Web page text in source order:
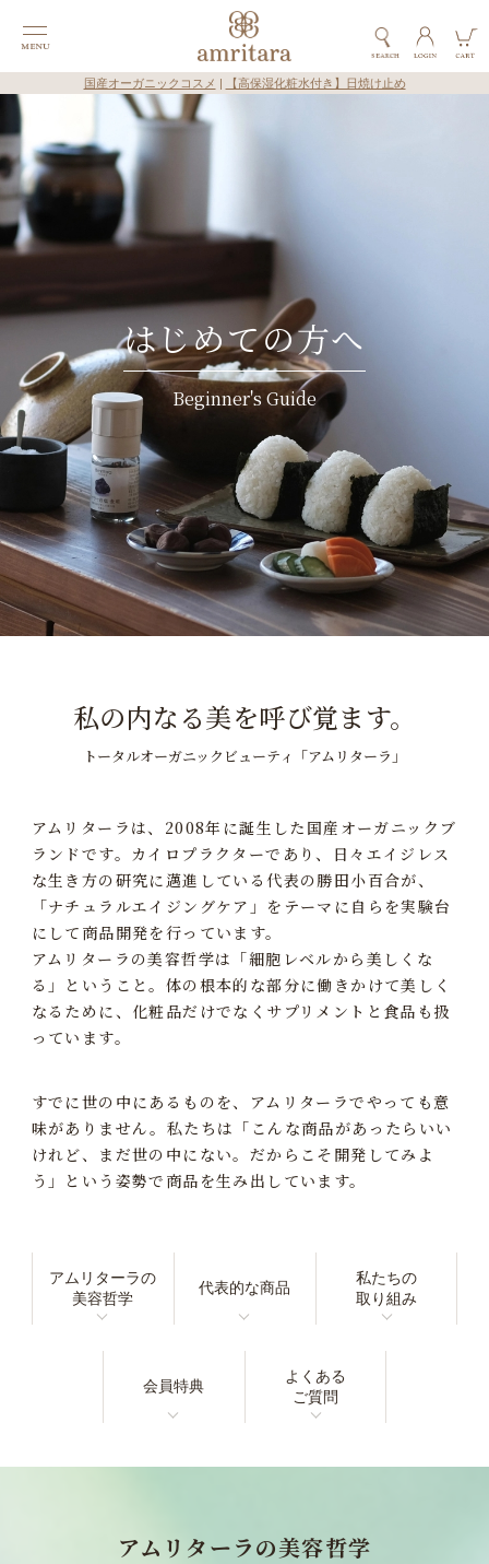
国産オーガニックコスメ 【高保湿化粧水付き】日焼け止め
はじめての方へ
Beginner's Guide
私の内なる美を呼び覚ます。
トータルオーガニックビューティ「アムリターラ」
アムリターラは、2008年に誕生した国産オーガニックブ
ランドです。 カイロプラクターであり、日々エイジレス
な生き方の研究に邁進している代表の勝田小百合が、
「ナチュラルエイジングケア」をテーマに自らを実験台
にして商品開発を行っています。
アムリターラの美容哲学は「細胞レベルから美しくな
る」ということ。 体の根本的な部分に働きかけて美しく
なるために、 化粧品だけでなくサプリメントと食品も扱
っています。
すでに世の中にあるものを、アムリターラでやっても意
味がありません。 私たちは「こんな商品があったらいい
けれど、まだ世の中にない。だからこそ開発してみよ
う」という 姿勢で商品を生み出しています。
アムリターラの
美容哲学
代表的な商品
私たちの
取り組み
会員特典
よくある
ご質問
アムリターラの美容哲学